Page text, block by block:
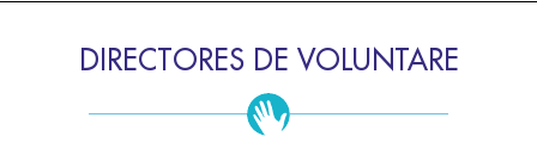
DIRECTORES DE VOLUNTARE